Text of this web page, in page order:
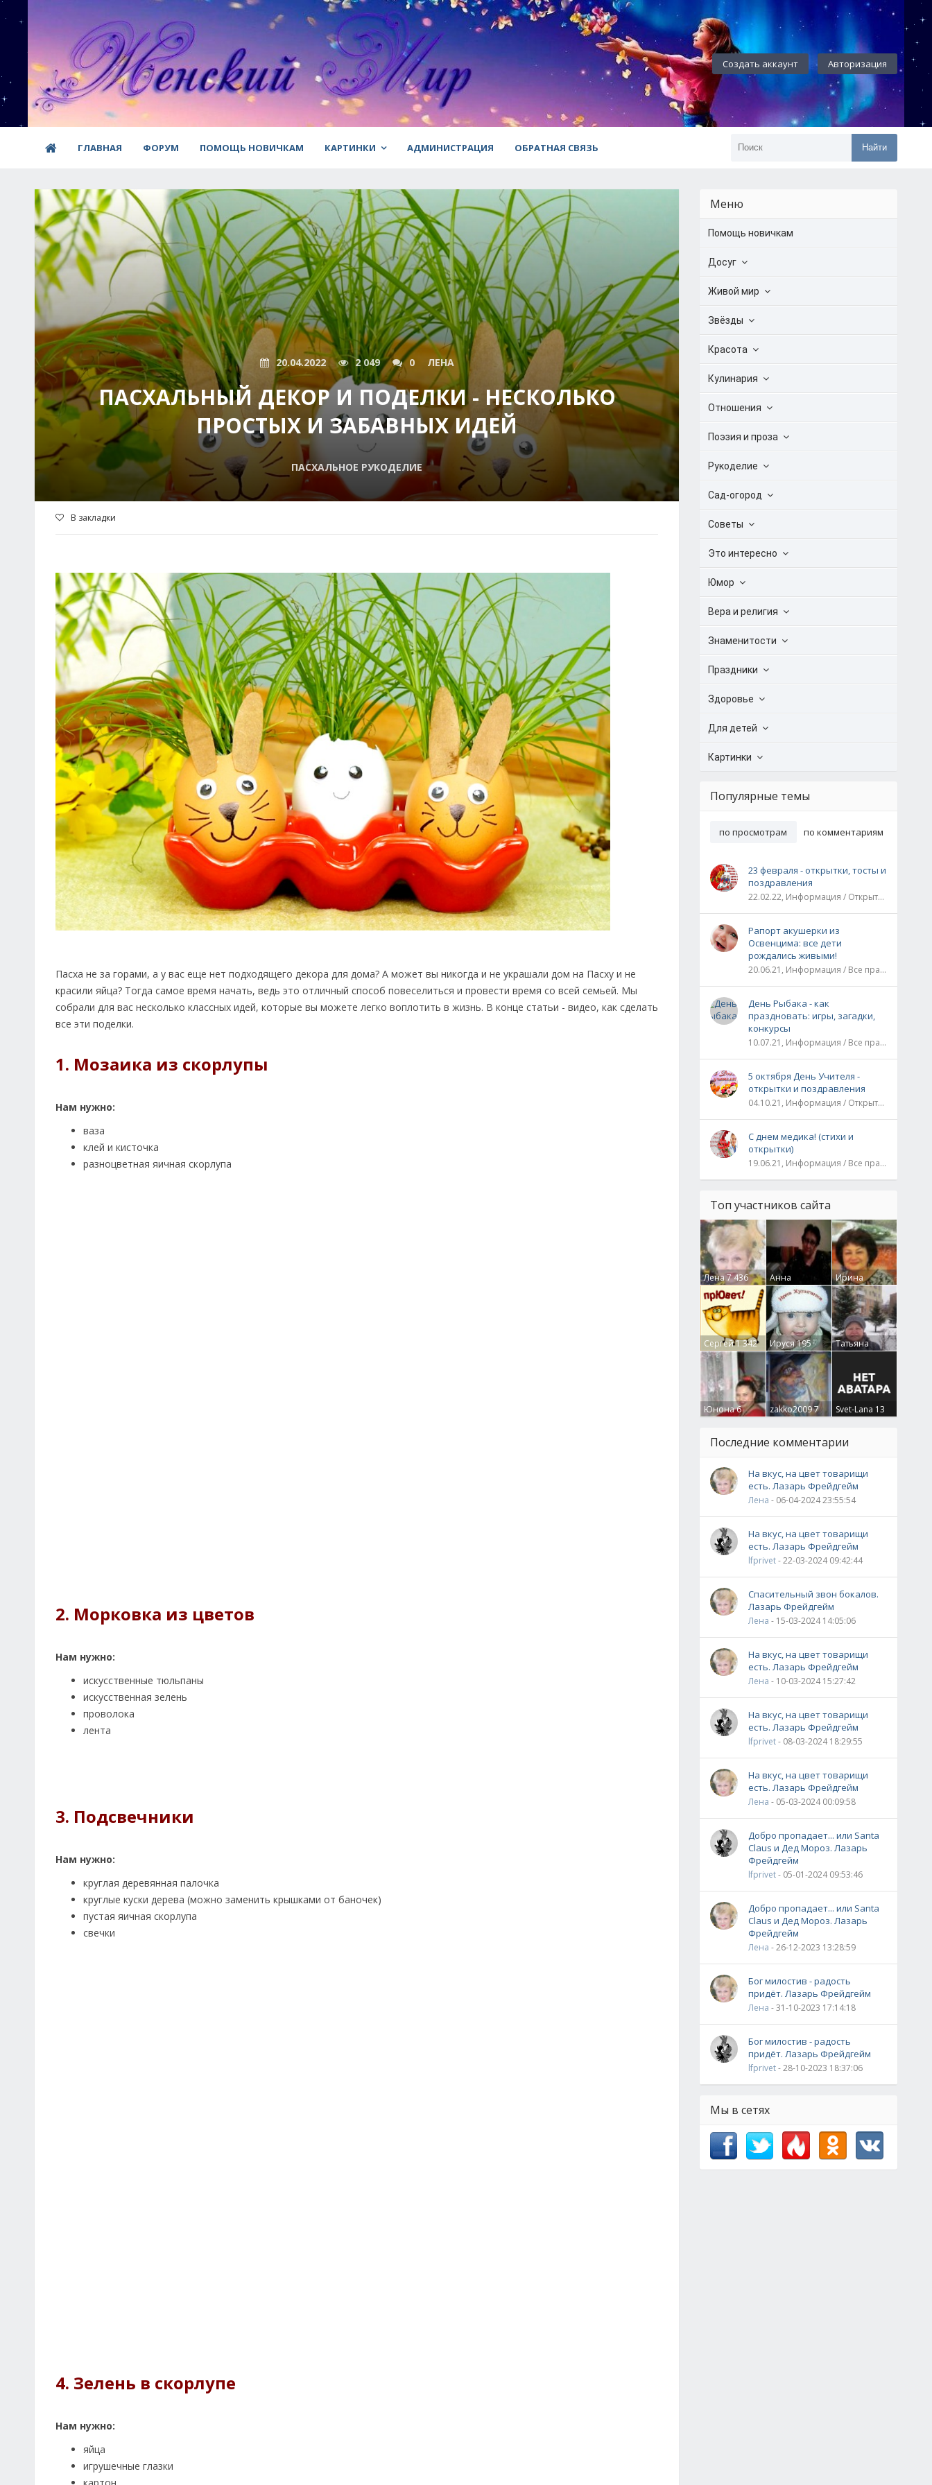
Создать аккаунт Авторизация
ГЛАВНАЯ ФОРУМ ПОМОЩЬ НОВИЧКАМ КАРТИНКИ АДМИНИСТРАЦИЯ ОБРАТНАЯ СВЯЗЬ Найти
20.04.2022 2 049 0 ЛЕНА
ПАСХАЛЬНЫЙ ДЕКОР И ПОДЕЛКИ - НЕСКОЛЬКО
ПРОСТЫХ И ЗАБАВНЫХ ИДЕЙ
ПАСХАЛЬНОЕ РУКОДЕЛИЕ
В закладки
Пасха не за горами, а у вас еще нет подходящего декора для дома? А может вы никогда и не украшали дом на Пасху и не
красили яйца? Тогда самое время начать, ведь это отличный способ повеселиться и провести время со всей семьей. Мы
собрали для вас несколько классных идей, которые вы можете легко воплотить в жизнь. В конце статьи - видео, как сделать
все эти поделки.
1. Мозаика из скорлупы
Нам нужно:
ваза
клей и кисточка
разноцветная яичная скорлупа
2. Морковка из цветов
Нам нужно:
искусственные тюльпаны
искусственная зелень
проволока
лента
3. Подсвечники
Нам нужно:
круглая деревянная палочка
круглые куски дерева (можно заменить крышками от баночек)
пустая яичная скорлупа
свечки
4. Зелень в скорлупе
Нам нужно:
яйца
игрушечные глазки
Меню
Помощь новичкам
Досуг
Живой мир
Звёзды
Красота
Кулинария
Отношения
Поэзия и проза
Рукоделие
Сад-огород
Советы
Это интересно
Юмор
Вера и религия
Знаменитости
Праздники
Здоровье
Для детей
Картинки
Популярные темы
по просмотрам по комментариям
23 февраля - открытки, тосты и
поздравления
22.02.22, Информация / Открытки / Все праздники
Рапорт акушерки из
Освенцима: все дети
рождались живыми!
20.06.21, Информация / Все праздники / Рассказы и истории
День Рыбака - как
праздновать: игры, загадки,
конкурсы
10.07.21, Информация / Все праздники
5 октября День Учителя -
открытки и поздравления
04.10.21, Информация / Открытки / Все праздники
С днем медика! (стихи и
открытки)
19.06.21, Информация / Все праздники
Топ участников сайта
Лена7 436
Анна
Гумлевая0
Ирина
Бруцкая41
Сергей1 342 Ируся195
Татьяна
Крючкова0
Юнона6 zakko20097 Svet-Lana 13
Последние комментарии
На вкус, на цвет товарищи
есть. Лазарь Фрейдгейм
Лена - 06-04-2024 23:55:54
На вкус, на цвет товарищи
есть. Лазарь Фрейдгейм
lfprivet- 22-03-2024 09:42:44
Спасительный звон бокалов.
Лазарь Фрейдгейм
Лена - 15-03-2024 14:05:06
На вкус, на цвет товарищи
есть. Лазарь Фрейдгейм
Лена - 10-03-2024 15:27:42
На вкус, на цвет товарищи
есть. Лазарь Фрейдгейм
lfprivet- 08-03-2024 18:29:55
На вкус, на цвет товарищи
есть. Лазарь Фрейдгейм
Лена - 05-03-2024 00:09:58
Добро пропадает... или Santa
Claus и Дед Мороз. Лазарь
Фрейдгейм
lfprivet- 05-01-2024 09:53:46
Добро пропадает... или Santa
Claus и Дед Мороз. Лазарь
Фрейдгейм
Лена - 26-12-2023 13:28:59
Бог милостив - радость
придёт. Лазарь Фрейдгейм
Лена - 31-10-2023 17:14:18
Бог милостив - радость
придёт. Лазарь Фрейдгейм
lfprivet- 28-10-2023 18:37:06
Мы в сетях